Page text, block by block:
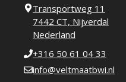
Transportweg 11
7442 CT, Nijverdal
Nederland
+316 50 61 04 33
info@veltmaatbwi.nl